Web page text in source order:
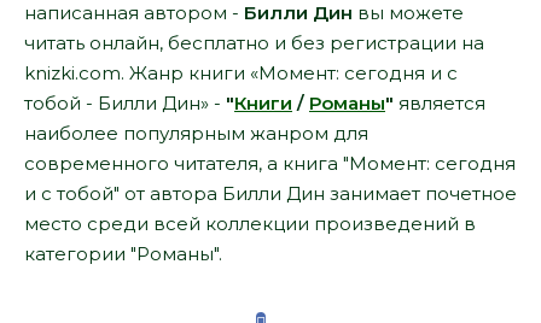
написанная автором - Билли Дин вы можете
читать онлайн, бесплатно и без регистрации на
knizki.com. Жанр книги «Момент: сегодня и с
тобой - Билли Дин» - "Книги / Романы" является
наиболее популярным жанром для
современного читателя, а книга "Момент: сегодня
и с тобой" от автора Билли Дин занимает почетное
место среди всей коллекции произведений в
категории "Романы".